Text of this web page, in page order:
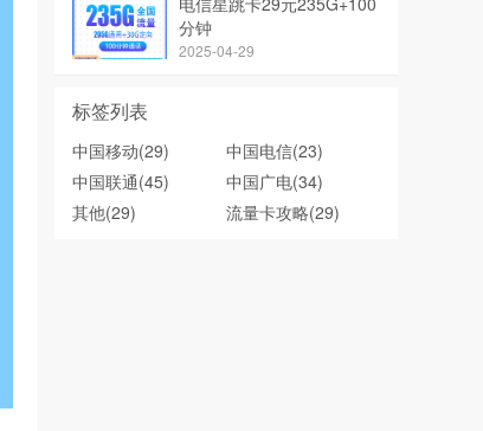
分钟
2025-04-29
标签列表
中国移动(29) 中国电信(23)
中国联通(45) 中国广电(34)
其他(29) 流量卡攻略(29)